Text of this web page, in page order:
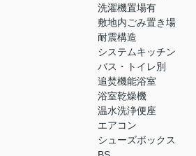
洗濯機置場有
敷地内ごみ置き場
耐震構造
システムキッチン
バス・トイレ別
追焚機能浴室
浴室乾燥機
温水洗浄便座
エアコン
シューズボックス